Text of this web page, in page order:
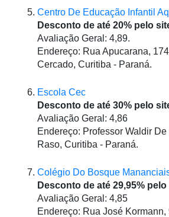
Centro De Educação Infantil
Desconto de até 20% pelo
Avaliação Geral: 4,89.
Endereço: Rua Apucarana,
Cercado, Curitiba - Paraná.
Escola Cec
Desconto de até 30% pelo
Avaliação Geral: 4,86
Endereço: Professor Waldir
Raso, Curitiba - Paraná.
Colégio Do Bosque
Desconto de até 29,95%
Avaliação Geral: 4,85
Endereço: Rua José